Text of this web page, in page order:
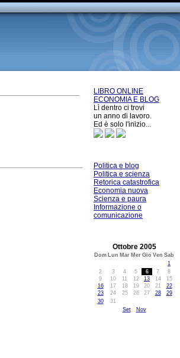
LIBRO ONLINE
ECONOMIA E BLOG
Lì dentro ci trovi
un anno di lavoro.
Ed è solo l'inizio...
Politica e blog
Politica e scienza
Retorica catastrofica
Economia nuova
Scienza e paura
Informazione o
comunicazione
Ottobre 2005
Dom Lun Mar Mer Gio Ven Sab
1
2
3 4 5 6 7
8
9
10 11 12 13 14
15
16
17 18 19 20 21
22
23
24 25 26 27 28
29
30
31
Set
Nov